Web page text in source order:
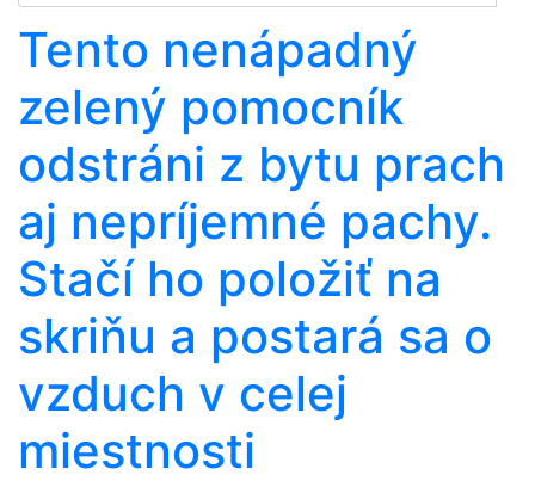
Tento nenápadný
zelený pomocník
odstráni z bytu prach
aj nepríjemné pachy.
Stačí ho položiť na
skriňu a postará sa o
vzduch v celej
miestnosti